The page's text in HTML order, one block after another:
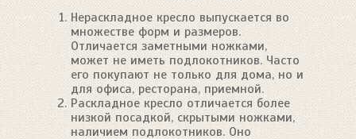
Нераскладное кресло выпускается во
множестве форм и размеров.
Отличается заметными ножками,
может не иметь подлокотников. Часто
его покупают не только для дома, но и
для офиса, ресторана, приемной.
Раскладное кресло отличается более
низкой посадкой, скрытыми ножками,
наличием подлокотников. Оно